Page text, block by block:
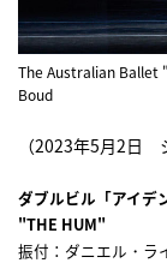
The Australian
Boud
（2023年5月2日
ダブルビル「アイデ
"THE HUM"
振付：ダニエル・ラ